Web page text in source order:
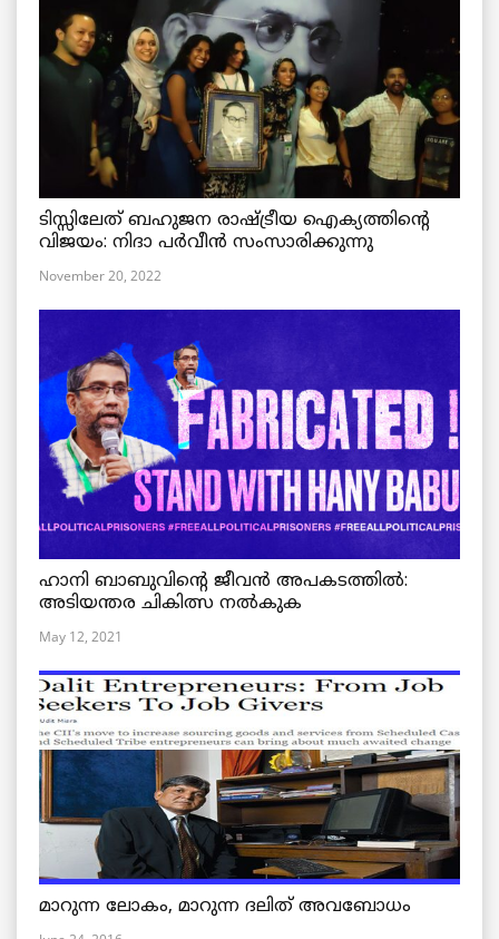
ടിസ്സിലേത് ബഹുജന രാഷ്ട്രീയ ഐക്യത്തിന്റെ
വിജയം: നിദാ പർവീൻ സംസാരിക്കുന്നു
November 20, 2022
ഹാനി ബാബുവിന്റെ ജീവൻ അപകടത്തിൽ:
അടിയന്തര ചികിത്സ നൽകുക
May 12, 2021
മാറുന്ന ലോകം, മാറുന്ന ദലിത് അവബോധം